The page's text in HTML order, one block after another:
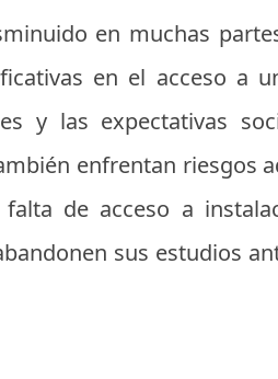
en muchas
en el acceso a
y las expectativas
enfrentan riesgos
de acceso a
sus estudios